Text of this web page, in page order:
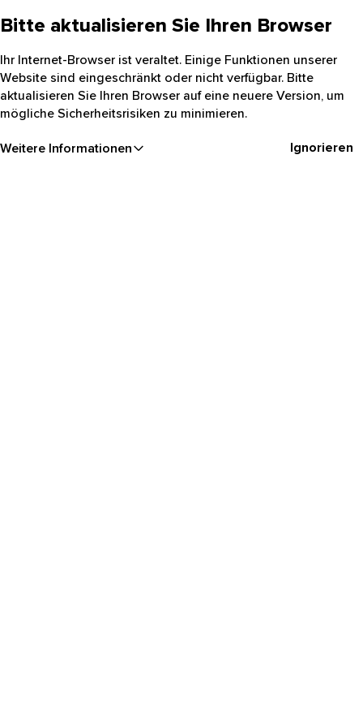
Bitte aktualisieren Sie Ihren Browser
Ihr Internet-Browser ist veraltet. Einige Funktionen unserer
Website sind eingeschränkt oder nicht verfügbar. Bitte
aktualisieren Sie Ihren Browser auf eine neuere Version, um
mögliche Sicherheitsrisiken zu minimieren.
Weitere Informationen Ignorieren